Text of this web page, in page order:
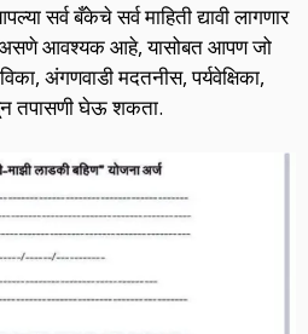
सर्व बँकेचे सर्व माहिती द्यावी लागणार
आवश्यक आहे, यासोबत आपण जो
अंगणवाडी मदतनीस, पर्यवेक्षिका,
तपासणी घेऊ शकता.